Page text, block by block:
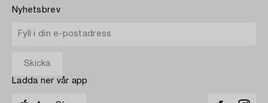
Nyhetsbrev
Ladda ner vår app